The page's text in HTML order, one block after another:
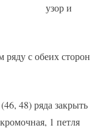
узор и
с обеих сторон
48) ряда закрыть
1 петля